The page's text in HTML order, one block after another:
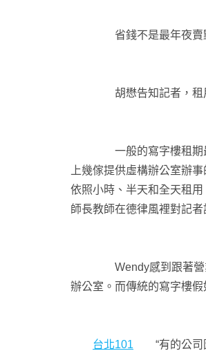
省錢不是最年夜賣
胡懋告知記者，租用虛
一般的寫字樓租期最少
上幾傢提供虛構辦公室辦
依照小時、半天和全天租
師長教師在德律風裡對記者
Wendy感到跟著營業擴
辦公室。而傳統的寫字樓
台北101 “有的公司因